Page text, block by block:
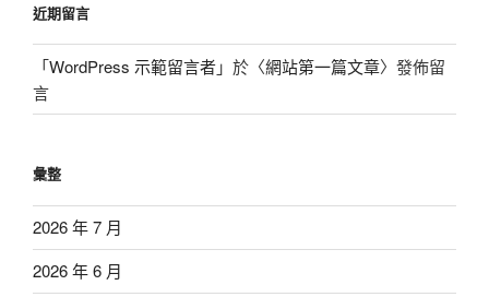
近期留言
「WordPress 示範留言者」於〈網站第一篇文章〉發佈留
言
彙整
2026 年 7 月
2026 年 6 月